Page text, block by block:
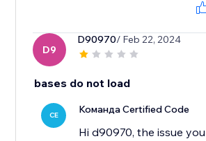
D9
D90970/ Feb 22, 2024
bases do not load
CE Команда Certified Code
Hi d90970, the issue